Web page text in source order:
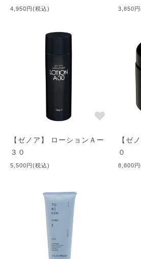
ゾーンの働きを弱くし、壊してしまうか
れたところは、ものが入りやすい状態で
●過剰な保湿
･･･今は保湿力を競い合っている製品が
保湿力が高いとつけた瞬間からとてもお
すが、しかし、お水を意識した保湿化粧
と、いずれお肌はふやけて弱くなって
無理に洗顔料を使う必要はありません。
●メイク落とし
4,950円(税込) 3,850
【ゼノア】 ローションＡー
３０
5,500円(税込)
【ゼ
０
8,800